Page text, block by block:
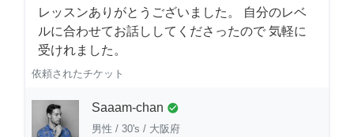
レッスンありがとうございました。 自分のレベ
ルに合わせてお話ししてくださったので 気軽に
受けれました。
依頼されたチケット
Saaam-chan check_circle
男性 / 30's / 大阪府